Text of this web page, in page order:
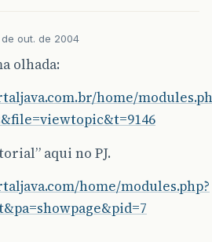
out. de 2004
olhada:
home/
aqui no PJ.
home/modules.php?